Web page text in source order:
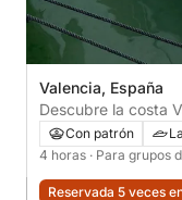
Valencia, España
Descubre la costa
Malvarrosa -
4 horas.
Con patrón
4 horas · Para grupos
Reservada 5 veces